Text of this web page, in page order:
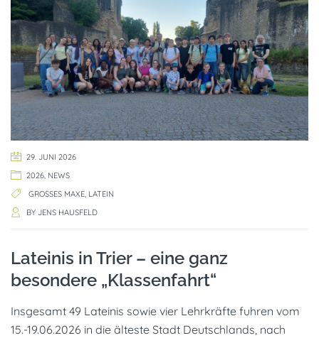
29. JUNI 2026
2026, NEWS
GROSSES MAXE , LATEIN
BY JENS HAUSFELD
Lateinis in Trier – eine ganz
besondere „Klassenfahrt“
Insgesamt 49 Lateinis sowie vier Lehrkräfte fuhren vom
15.-19.06.2026 in die älteste Stadt Deutschlands, nach